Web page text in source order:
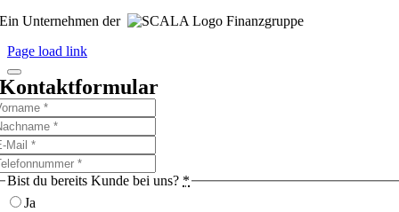
Ein Unternehmen der
Finanzgruppe
Page load link
Kontaktformular
Bist du bereits Kunde bei uns? *
Ja